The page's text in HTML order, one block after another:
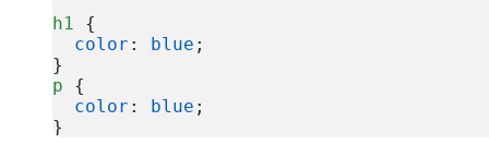
h1 {
  color
: blue ;
}
p {
  color
: blue ;
}